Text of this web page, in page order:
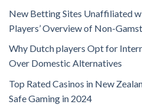
New Betting Sites Unaffiliated
Players’ Overview of Non-
Why Dutch players Opt for
Over Domestic Alternatives
Top Rated Casinos in New
Safe Gaming in 2024